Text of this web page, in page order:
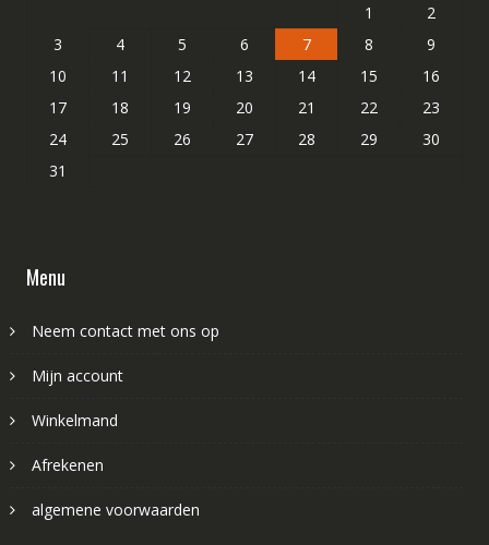
1
2
3
4 5 6 7 8
9
10
11 12 13 14 15
16
17
18 19 20 21 22
23
24
25 26 27 28 29
30
31
Menu
Neem contact met ons op
Mijn account
Winkelmand
Afrekenen
algemene voorwaarden